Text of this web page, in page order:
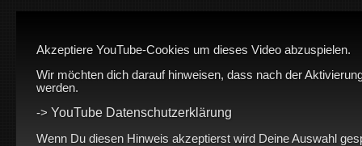
Akzeptiere YouTube-Cookies um dieses Video abzuspielen.
Wir möchten dich darauf hinweisen, dass nach der
werden.
-> YouTube Datenschutzerklärung
Wenn Du diesen Hinweis akzeptierst wird Deine Auswahl